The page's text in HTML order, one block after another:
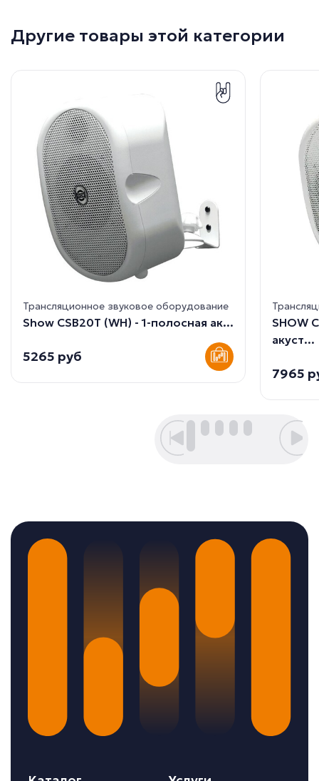
Другие товары этой категории
Трансляционное звуковое оборудование
Show CSB20T (WH) - 1-полосная ак...
5265 руб
SHOW
акуст...
7965